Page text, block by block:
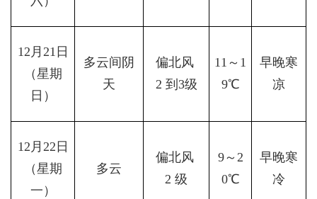
12月21日
（星期
日）
多云间阴
天
偏北风
2 到3级
11～1
9℃
早晚寒
凉
12月22日
（星期
一）
多云
偏北风
2 级
9～2
0℃
早晚寒
冷